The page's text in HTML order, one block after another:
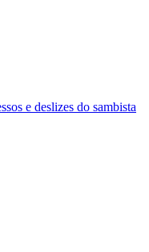
e deslizes do sambista